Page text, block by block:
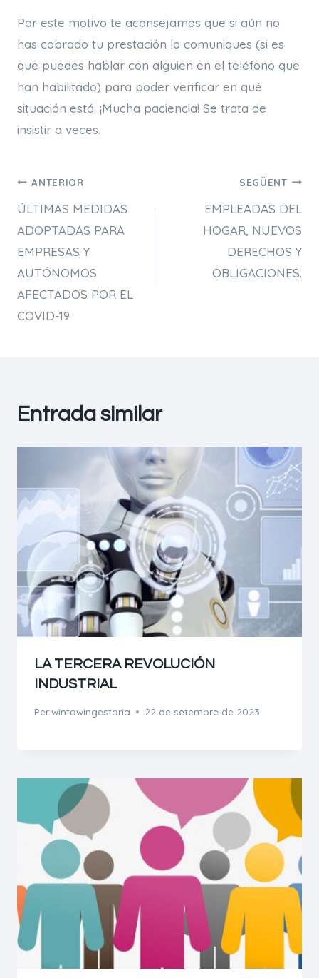
Por este motivo te aconsejamos que si aún no
has cobrado tu prestación lo comuniques (si es
que puedes hablar con alguien en el teléfono que
han habilitado) para poder verificar en qué
situación está. ¡Mucha paciencia! Se trata de
insistir a veces.
Navegació
d'entrades
ANTERIOR
ÚLTIMAS MEDIDAS
ADOPTADAS PARA
EMPRESAS Y
AUTÓNOMOS
AFECTADOS POR EL
COVID-19
SEGÜENT
EMPLEADAS DEL
HOGAR, NUEVOS
DERECHOS Y
OBLIGACIONES.
Entrada similar
LA TERCERA REVOLUCIÓN
INDUSTRIAL
Perwintowingestoria 22 de setembre de 2023